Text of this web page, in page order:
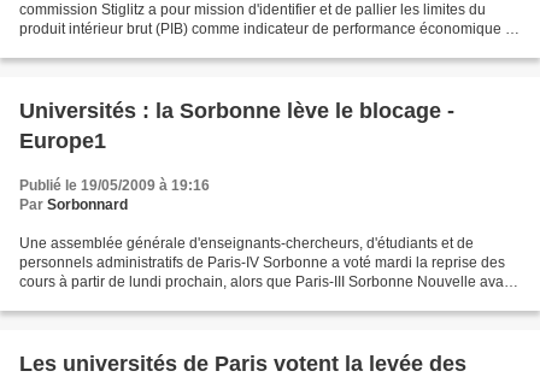
commission Stiglitz a pour mission d'identifier et de pallier les limites du
produit intérieur brut (PIB) comme indicateur de performance économique et
Universités : la Sorbonne lève le blocage -
Europe1
Publié le 19/05/2009 à 19:16
Par Sorbonnard
Une assemblée générale d'enseignants-chercheurs, d'étudiants et de
personnels administratifs de Paris-IV Sorbonne a voté mardi la reprise des
cours à partir de lundi prochain, alors que Paris-III Sorbonne Nouvelle avait
Les universités de Paris votent la levée des